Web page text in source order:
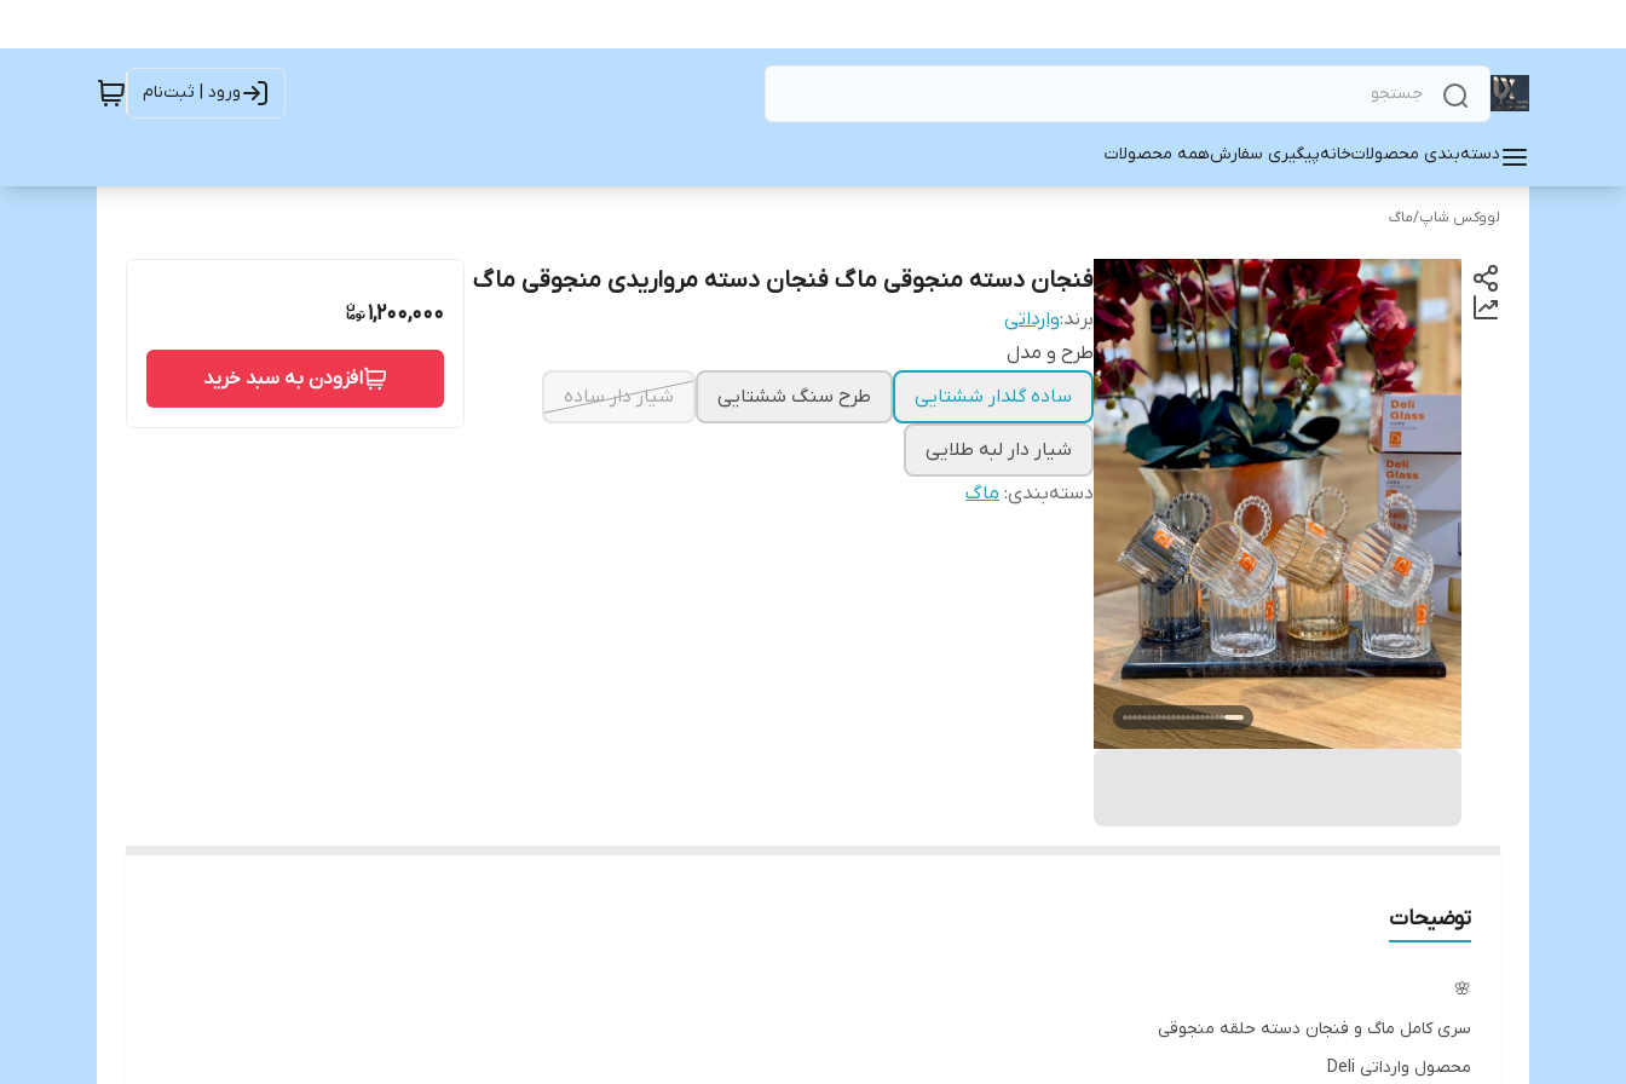
ورود | ثبت‌نام
دسته‌بندی محصولاتخانهپیگیری سفارشهمه محصولات
لووکس شاپ/ماگ
فنجان دسته منجوقی ماگ فنجان دسته مرواریدی منجوقی ماگ
برند:وارداتی
طرح و مدل
ساده گلدار ششتایی
طرح سنگ ششتایی شیار دار ساده
شیار دار لبه طلایی
دسته‌بندی: ماگ
1,200,000
افزودن به سبد خرید
توضیحات
🌸
سری کامل ماگ و فنجان دسته حلقه منجوقی
محصول وارداتی Deli